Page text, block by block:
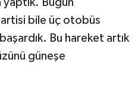
Bugün
bile üç otobüs
Bu hareket artık
güneşe